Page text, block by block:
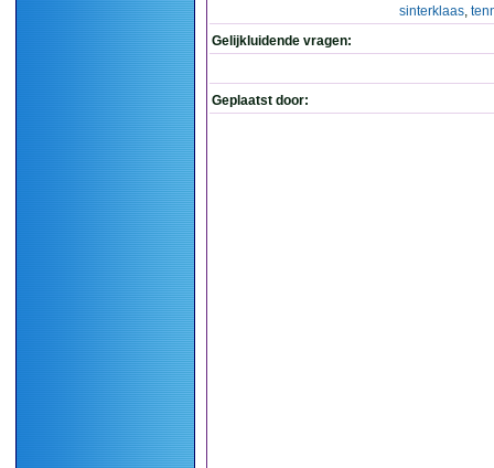
sinterklaas,
Gelijkluidende vragen:
Geplaatst door: